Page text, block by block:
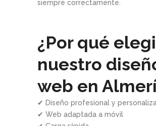
siempre correctamente.
¿Por qué
nuestro
web en
✔ Diseño profesional y
✔ Web adaptada a móvil